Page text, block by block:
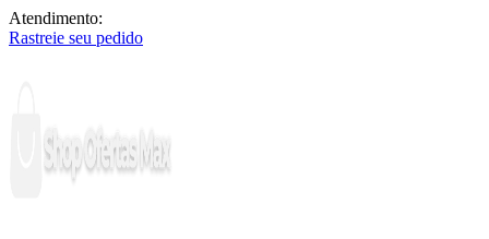
Atendimento:
Rastreie seu pedido